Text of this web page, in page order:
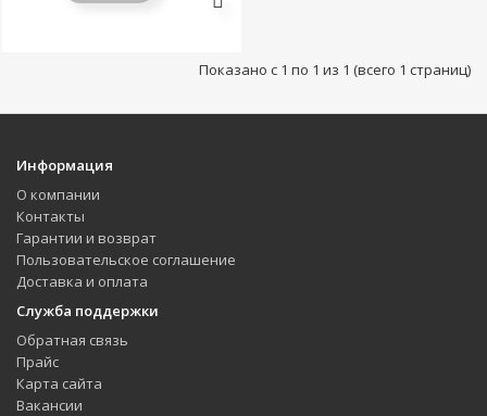
Показано с 1 по 1 из 1 (всего 1 страниц)
Информация
О компании
Контакты
Гарантии и возврат
Пользовательское соглашение
Доставка и оплата
Служба поддержки
Обратная связь
Прайс
Карта сайта
Вакансии